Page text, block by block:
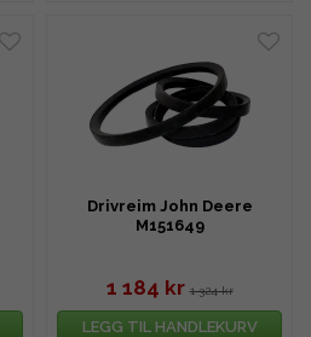
Drivreim John Deere
M151649
1 184 kr 1 324 kr
LEGG TIL HANDLEKURV